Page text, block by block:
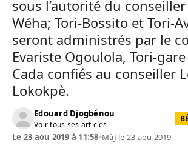
sous l’autorité du
Wéha; Tori-Bossito et Tori-
seront administrés par le
Evariste Ogoulola, Tori-
Cada confiés au conseiller
Lokokpè.
Edouard Djogbénou
Voir tous ses articles
Le 23 aou 2019 à 11:58•MàJ le 23 aou 2019